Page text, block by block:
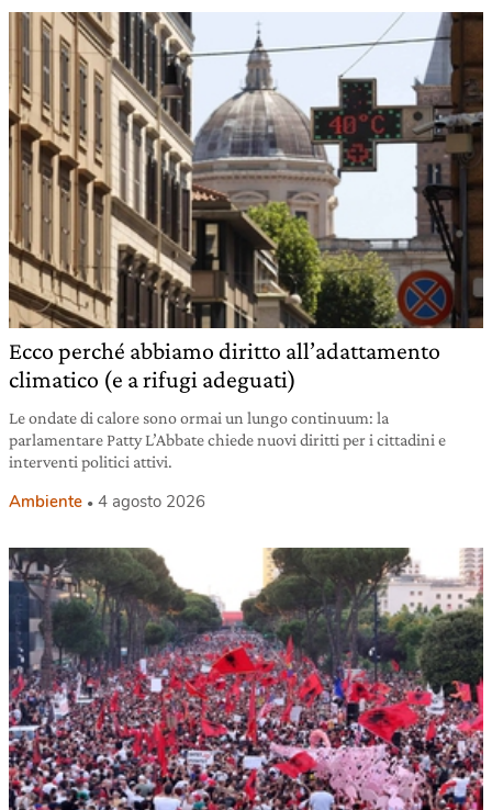
Ecco perché abbiamo diritto all’adattamento
climatico (e a rifugi adeguati)
Le ondate di calore sono ormai un lungo continuum: la
parlamentare Patty L’Abbate chiede nuovi diritti per i cittadini e
interventi politici attivi.
Ambiente 4 agosto 2026